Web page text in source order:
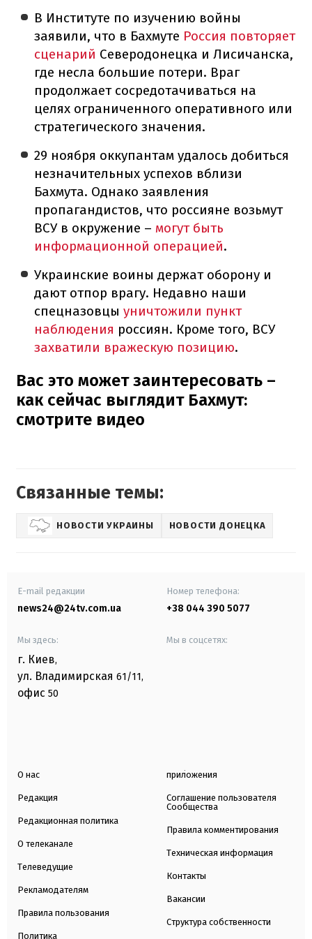
В Институте по изучению войны
заявили, что в Бахмуте Россия повторяет
сценарий Северодонецка и Лисичанска,
где несла большие потери. Враг
продолжает сосредотачиваться на
целях ограниченного оперативного или
стратегического значения.
29 ноября оккупантам удалось добиться
незначительных успехов вблизи
Бахмута. Однако заявления
пропагандистов, что россияне возьмут
ВСУ в окружение – могут быть
информационной операцией.
Украинские воины держат оборону и
дают отпор врагу. Недавно наши
спецназовцыуничтожили пункт
наблюдения россиян. Кроме того, ВСУ
захватили вражескую позицию.
Вас это может заинтересовать –
как сейчас выглядит Бахмут:
смотрите видео
Связанные темы:
НОВОСТИ УКРАИНЫ НОВОСТИ ДОНЕЦКА
E-mail редакции
news24@24tv.com.ua
Номер телефона:
+38 044 390 5077
Мы здесь:
г. Киев,
ул. Владимирская 61/11,
офис 50
Мы в соцсетях:
О нас
Редакция
Редакционная политика
О телеканале
Телеведущие
Рекламодателям
Правила пользования
Политика
приложения
Соглашение пользователя
Сообщества
Правила комментирования
Техническая информация
Контакты
Вакансии
Структура собственности